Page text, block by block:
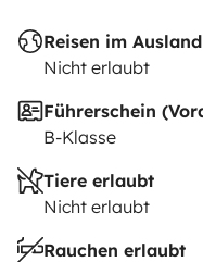
Reisen im Ausland
Nicht erlaubt
Führerschein
B-Klasse
Tiere erlaubt
Nicht erlaubt
Rauchen erlaubt